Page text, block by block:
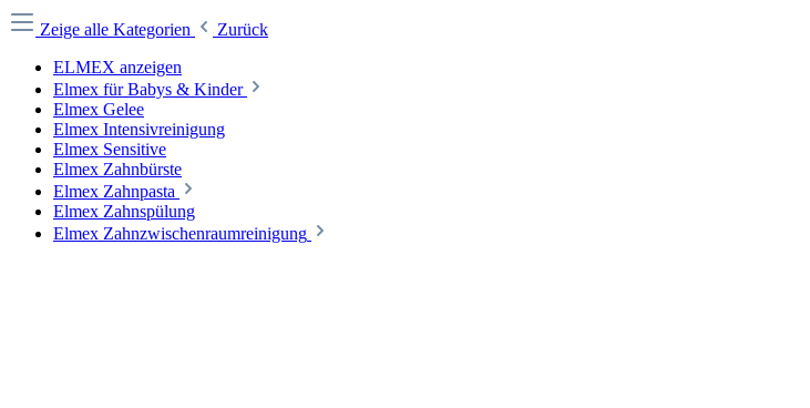
Zeige alle Kategorien
Zurück
ELMEX anzeigen
Elmex für Babys & Kinder
Elmex Gelee
Elmex Intensivreinigung
Elmex Sensitive
Elmex Zahnbürste
Elmex Zahnpasta
Elmex Zahnspülung
Elmex Zahnzwischenraumreinigung